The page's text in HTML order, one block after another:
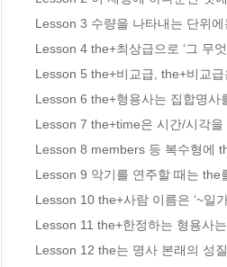
Lesson 3 수량을 나타내는 단위
Lesson 4 the+최상급으로 ‘그 무
Lesson 5 the+비교급, the+비교
Lesson 6 the+형용사는 집합명사
Lesson 7 the+time은 시간/시각을
Lesson 8 members 등 복수형에
Lesson 9 악기를 연주할 때는 the
Lesson 10 the+사람 이름은 ‘~일
Lesson 11 the+한정하는 형용사는
Lesson 12 the는 명사 본래의 성